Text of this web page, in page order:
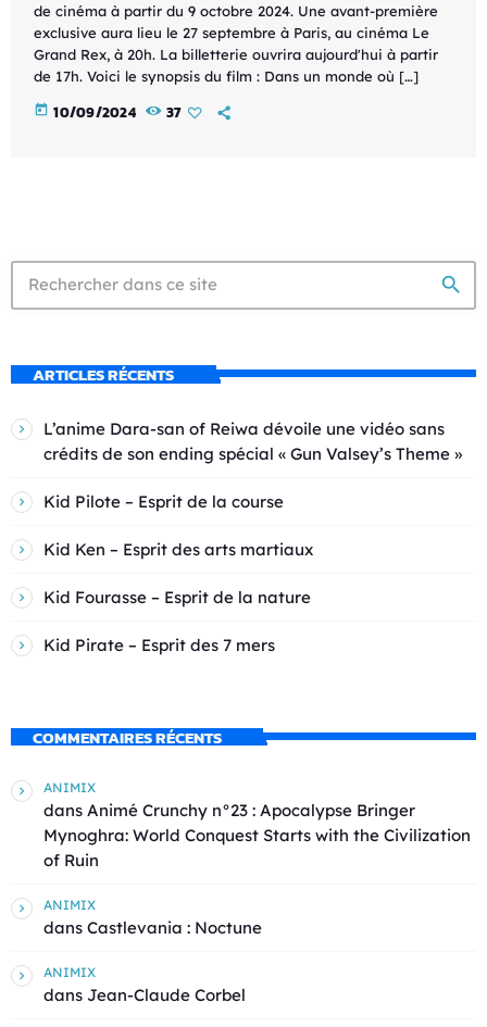
de cinéma à partir du 9 octobre 2024. Une avant-première
exclusive aura lieu le 27 septembre à Paris, au cinéma Le
Grand Rex, à 20h. La billetterie ouvrira aujourd'hui à partir
de 17h. Voici le synopsis du film : Dans un monde où […]
today 10/09/2024 37
search
ARTICLES RÉCENTS
L’anime Dara-san of Reiwa dévoile une vidéo sans
crédits de son ending spécial « Gun Valsey’s Theme »
Kid Pilote – Esprit de la course
Kid Ken – Esprit des arts martiaux
Kid Fourasse – Esprit de la nature
Kid Pirate – Esprit des 7 mers
COMMENTAIRES RÉCENTS
ANIMIX
dans Animé Crunchy n°23 : Apocalypse Bringer
Mynoghra: World Conquest Starts with the Civilization
of Ruin
ANIMIX
dans Castlevania : Noctune
ANIMIX
dans Jean-Claude Corbel